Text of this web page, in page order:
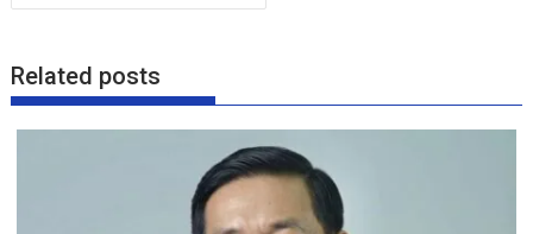
Related posts